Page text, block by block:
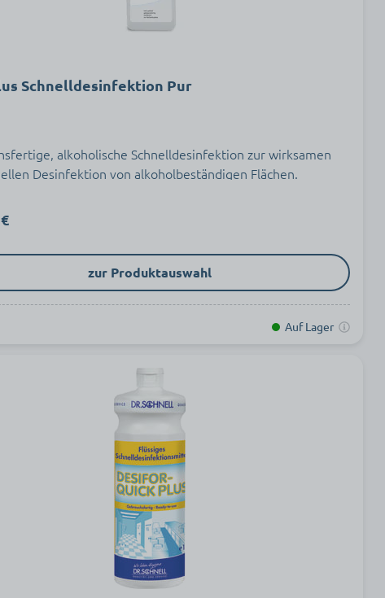
Schnelldesinfektion Pur
alkoholische Schnelldesinfektion zur wirksamen
Desinfektion von alkoholbeständigen Flächen.
zur Produktauswahl
Auf Lager